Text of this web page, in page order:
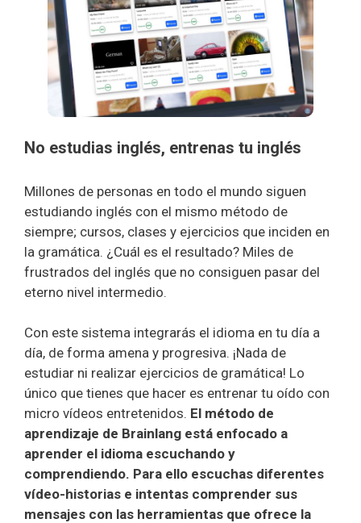
No estudias inglés, entrenas tu inglés
Millones de personas en todo el mundo siguen
estudiando inglés con el mismo método de
siempre; cursos, clases y ejercicios que inciden en
la gramática. ¿Cuál es el resultado? Miles de
frustrados del inglés que no consiguen pasar del
eterno nivel intermedio.
Con este sistema integrarás el idioma en tu día a
día, de forma amena y progresiva. ¡Nada de
estudiar ni realizar ejercicios de gramática! Lo
único que tienes que hacer es entrenar tu oído con
micro vídeos entretenidos. El método de
aprendizaje de Brainlang está enfocado a
aprender el idioma escuchando y
comprendiendo. Para ello escuchas diferentes
vídeo-historias e intentas comprender sus
mensajes con las herramientas que ofrece la